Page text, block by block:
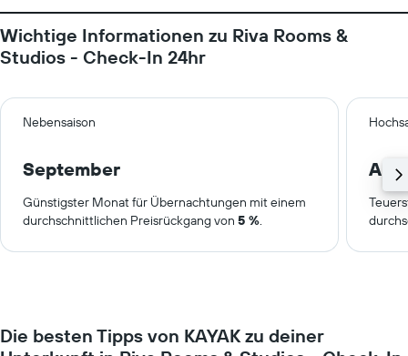
Wichtige Informationen zu Riva Rooms &
Studios - Check-In 24hr
Nebensaison
September
Günstigster Monat für Übernachtungen mit einem
durchschnittlichen Preisrückgang von 5 %.
Die besten Tipps von KAYAK zu deiner